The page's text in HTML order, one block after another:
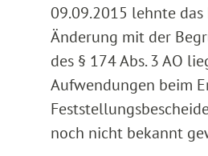
09.09.2015 lehnte das
Änderung mit der
des § 174 Abs. 3 AO
Aufwendungen beim
noch nicht bekannt